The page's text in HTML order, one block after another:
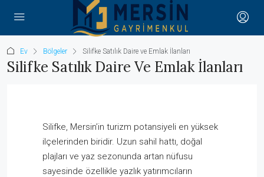
Ev Bölgeler Silifke Satılık Daire ve Emlak İlanları
Silifke Satılık Daire Ve Emlak İlanları
Silifke, Mersin’in turizm potansiyeli en yüksek
ilçelerinden biridir. Uzun sahil hattı, doğal
plajları ve yaz sezonunda artan nüfusu
sayesinde özellikle yazlık yatırımcıların